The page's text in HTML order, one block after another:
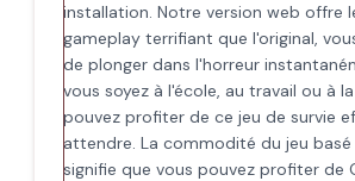
installation. Notre version web offre
gameplay terrifiant que l'original,
de plonger dans l'horreur
vous soyez à l'école, au travail ou à
pouvez profiter de ce jeu de survie
attendre. La commodité du jeu
signifie que vous pouvez profiter de